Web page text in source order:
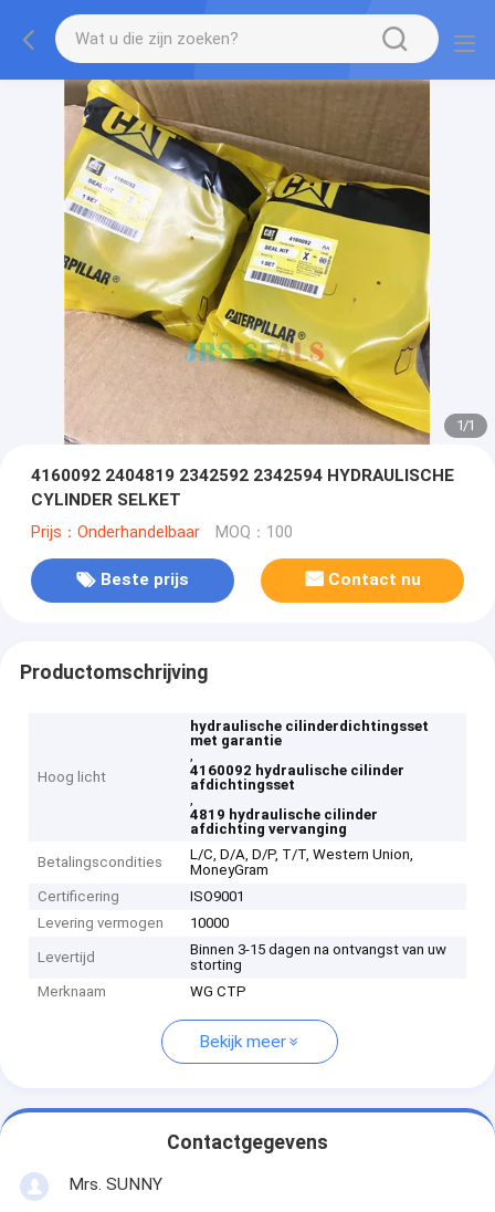
1/1
4160092 2404819 2342592 2342594 HYDRAULISCHE
CYLINDER SELKET
Prijs：Onderhandelbaar MOQ：100
Beste prijs Contact nu
Productomschrijving
Hoog licht
hydraulische cilinderdichtingsset
met garantie
,
4160092 hydraulische cilinder
afdichtingsset
,
4819 hydraulische cilinder
afdichting vervanging
Betalingscondities
L/C, D/A, D/P, T/T, Western Union,
MoneyGram
Certificering
ISO9001
Levering vermogen
10000
Levertijd
Binnen 3-15 dagen na ontvangst van uw
storting
Merknaam
WG CTP
Bekijk meer
Contactgegevens
Mrs. SUNNY